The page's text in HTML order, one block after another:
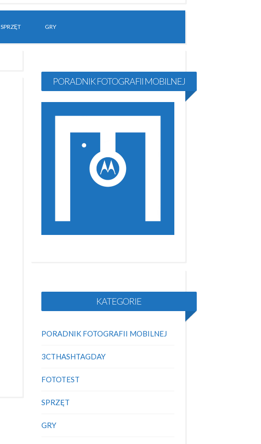
SPRZĘT GRY
PORADNIK FOTOGRAFII MOBILNEJ
KATEGORIE
PORADNIK FOTOGRAFII MOBILNEJ
3CTHASHTAGDAY
FOTOTEST
SPRZĘT
GRY